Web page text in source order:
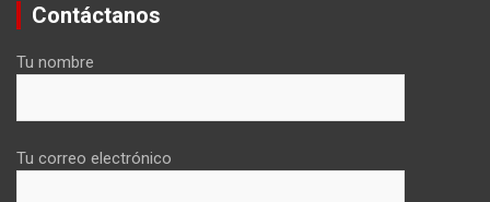
Contáctanos
Tu nombre
Tu correo electrónico